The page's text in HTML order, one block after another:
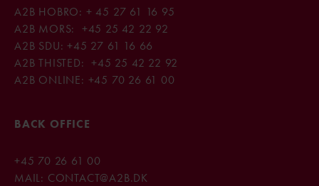
A2B HOBRO: + 45 27 61 16 95
A2B MORS: +45 25 42 22 92
A2B SDU:+45 27 61 16 66
A2B THISTED:+45 25 42 22 92
A2B ONLINE: +45 70 26 61 00
BACK OFFICE
+45 70 26 61 00
MAIL: CONTACT@A2B.DK